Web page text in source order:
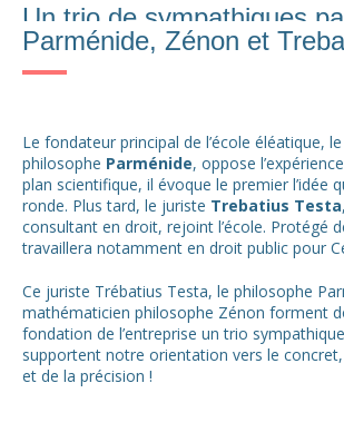
Un trio de sympathiques
Parménide, Zénon et
Le fondateur principal de l’école éléatique, le
philosophe Parménide, oppose
plan scientifique, il évoque le premier l’idée
ronde. Plus tard, le juriste Trebatius Testa
consultant en droit, rejoint l’école. Protégé
travaillera notamment en droit public pour
Ce juriste Trébatius Testa, le philosophe
mathématicien philosophe Zénon forment
fondation de l’entreprise un trio
supportent notre orientation vers le
et de la précision !